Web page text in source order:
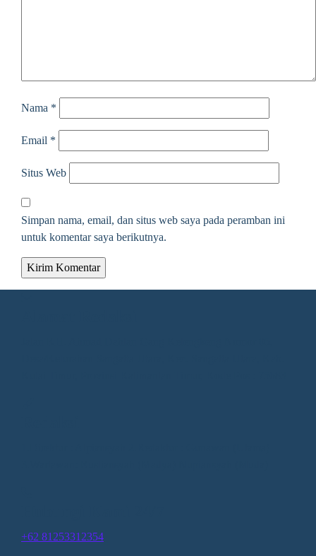
Nama *
Email *
Situs Web
Simpan nama, email, dan situs web saya pada peramban ini
untuk komentar saya berikutnya.
+62 81253312354